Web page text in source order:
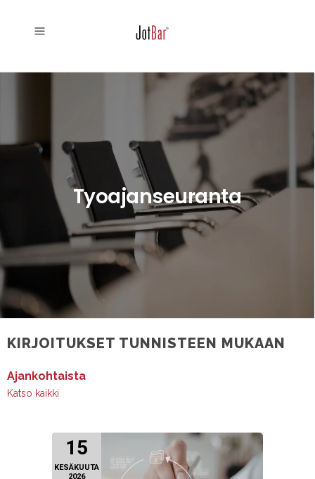
Tyoajanseuranta
KIRJOITUKSET TUNNISTEEN MUKAAN
Ajankohtaista
Katso kaikki
15
KESÄKUUTA
2026